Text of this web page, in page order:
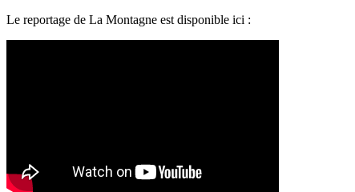
Le reportage de La Montagne est disponible ici :